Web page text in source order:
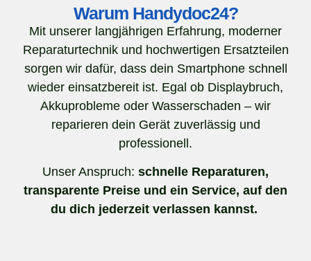
Warum Handydoc24?
Mit unserer langjährigen Erfahrung, moderner
Reparaturtechnik und hochwertigen Ersatzteilen
sorgen wir dafür, dass dein Smartphone schnell
wieder einsatzbereit ist. Egal ob Displaybruch,
Akkuprobleme oder Wasserschaden – wir
reparieren dein Gerät zuverlässig und
professionell.
Unser Anspruch: schnelle Reparaturen,
transparente Preise und ein Service, auf den
du dich jederzeit verlassen kannst.